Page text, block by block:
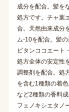
成分を配合。髪を
処方です。チャ葉
合。天然由来成分
ム-10を配合。髪
ビタンココエート
処方全体の安定性
調整剤を配合。処
を含む1種類の着
など2種類の香料
フェノキシエタノ